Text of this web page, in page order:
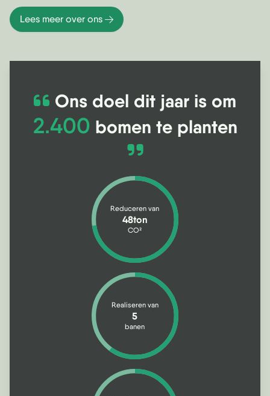
Lees meer over ons
Ons doel dit jaar is om
2.400 bomen te planten
Reduceren van
48ton
CO2
Realiseren van
5
banen